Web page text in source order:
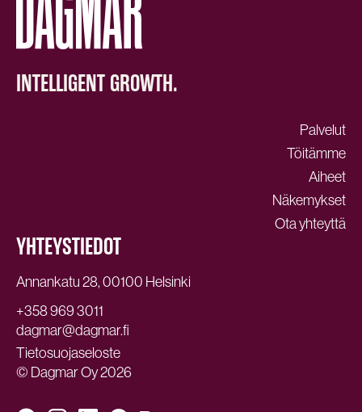
INTELLIGENT GROWTH.
Palvelut
Töitämme
Aiheet
Näkemykset
Ota yhteyttä
YHTEYSTIEDOT
Annankatu 28, 00100 Helsinki
+358 969 3011
dagmar@dagmar.fi
Tietosuojaseloste
© Dagmar Oy 2026